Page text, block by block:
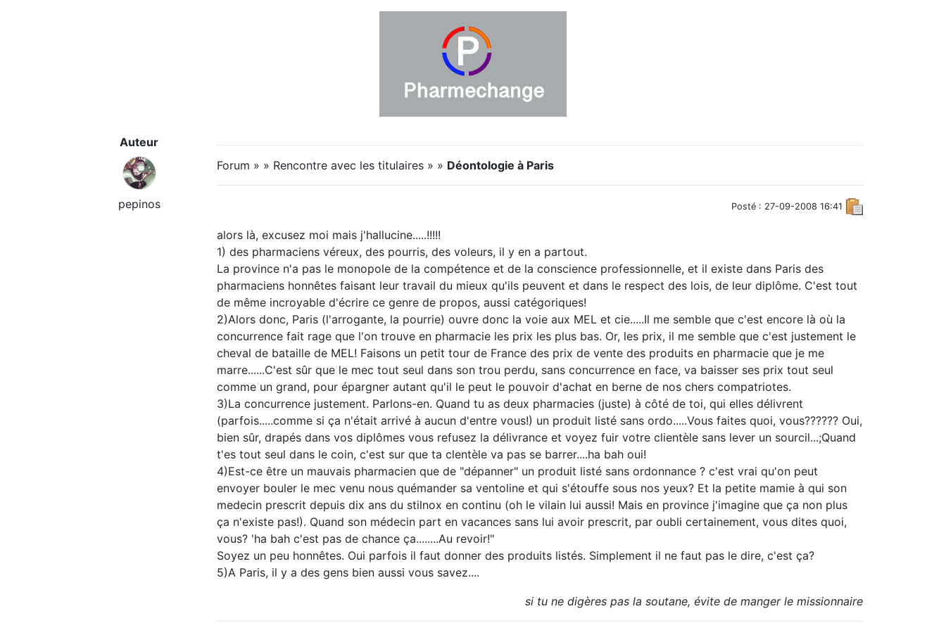
Auteur
pepinos
Forum » » Rencontre avec les titulaires » » Déontologie à Paris
Posté : 27-09-2008 16:41
alors là, excusez moi mais j'hallucine.....!!!!!
1) des pharmaciens véreux, des pourris, des voleurs, il y en a partout.
La province n'a pas le monopole de la compétence et de la conscience professionnelle, et il existe dans Paris des
pharmaciens honnêtes faisant leur travail du mieux qu'ils peuvent et dans le respect des lois, de leur diplôme. C'est tout
de même incroyable d'écrire ce genre de propos, aussi catégoriques!
2)Alors donc, Paris (l'arrogante, la pourrie) ouvre donc la voie aux MEL et cie.....Il me semble que c'est encore là où la
concurrence fait rage que l'on trouve en pharmacie les prix les plus bas. Or, les prix, il me semble que c'est justement le
cheval de bataille de MEL! Faisons un petit tour de France des prix de vente des produits en pharmacie que je me
marre......C'est sûr que le mec tout seul dans son trou perdu, sans concurrence en face, va baisser ses prix tout seul
comme un grand, pour épargner autant qu'il le peut le pouvoir d'achat en berne de nos chers compatriotes.
3)La concurrence justement. Parlons-en. Quand tu as deux pharmacies (juste) à côté de toi, qui elles délivrent
(parfois.....comme si ça n'était arrivé à aucun d'entre vous!) un produit listé sans ordo.....Vous faites quoi, vous?????? Oui,
bien sûr, drapés dans vos diplômes vous refusez la délivrance et voyez fuir votre clientèle sans lever un sourcil...;Quand
t'es tout seul dans le coin, c'est sur que ta clentèle va pas se barrer....ha bah oui!
4)Est-ce être un mauvais pharmacien que de "dépanner" un produit listé sans ordonnance ? c'est vrai qu'on peut
envoyer bouler le mec venu nous quémander sa ventoline et qui s'étouffe sous nos yeux? Et la petite mamie à qui son
medecin prescrit depuis dix ans du stilnox en continu (oh le vilain lui aussi! Mais en province j'imagine que ça non plus
ça n'existe pas!). Quand son médecin part en vacances sans lui avoir prescrit, par oubli certainement, vous dites quoi,
vous? 'ha bah c'est pas de chance ça........Au revoir!"
Soyez un peu honnêtes. Oui parfois il faut donner des produits listés. Simplement il ne faut pas le dire, c'est ça?
5)A Paris, il y a des gens bien aussi vous savez....
si tu ne digères pas la soutane, évite de manger le missionnaire